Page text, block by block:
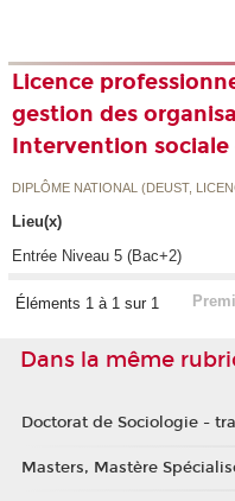
Licence
gestion des
Intervention
DIPLÔME NATIONAL (DEUST,
Lieu(x)
Entrée Niveau 5 (Bac+2)
Éléments 1 à 1 sur 1
Dans la même
Doctorat de Sociologie -
Masters, Mastère